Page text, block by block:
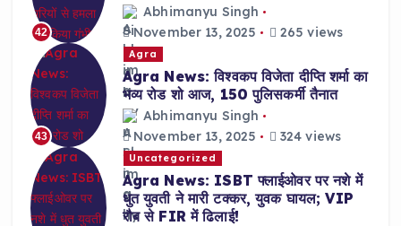
42
Abhimanyu Singh
November 13, 2025
265 views
43
Agra
Agra News: विश्वकप विजेता दीप्ति शर्मा का
भव्य रोड शो आज, 150 पुलिसकर्मी तैनात
Abhimanyu Singh
November 13, 2025
324 views
Uncategorized
Agra News: ISBT फ्लाईओवर पर नशे में
धुत युवती ने मारी टक्कर, युवक घायल; VIP
रौब से FIR में ढिलाई!